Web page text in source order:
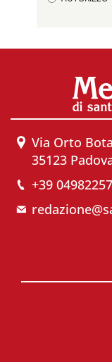
Via Orto
35123
+39